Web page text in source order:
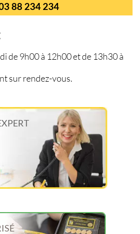
88 234 234
de 9h00 à 12h00 et de 13h30 à
sur rendez-vous.